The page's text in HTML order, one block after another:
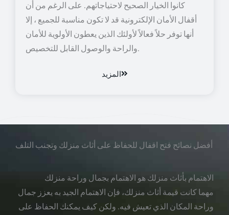
كانوا الخيار الصحيح لاحتياجاتهم. على الرغم من أن
أقفال الأمان الإلكترونية قد لا تكون مناسبة للجميع ، إلا
أنها توفر حلاً فعالاً لأولئك الذين يعطون الأولوية للأمان
والراحة والوصول القابل للتخصيص.
المزيد
أفضل نصائح فتح اقفال للحفاظ على أثاث منزلك وتجنب التلف
الاهتمام بأثاث منزلك هو الاهتمام بجمال وراحة منزلك
مهما كانت قيمة أثاث منزلك، فإن الاهتمام الجيد به يعزز جمال
وراحة المكان الذي تعيش فيه. ولكن كيف يمكنك الحفاظ على